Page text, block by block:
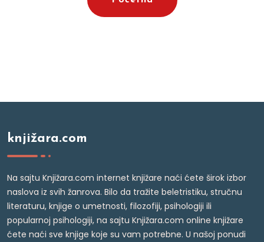
knjižara.com
Na sajtu Knjižara.com internet knjižare naći ćete širok izbor
naslova iz svih žanrova. Bilo da tražite beletristiku, stručnu
literaturu, knjige o umetnosti, filozofiji, psihologiji ili
popularnoj psihologiji, na sajtu Knjižara.com online knjižare
ćete naći sve knjige koje su vam potrebne. U našoj ponudi